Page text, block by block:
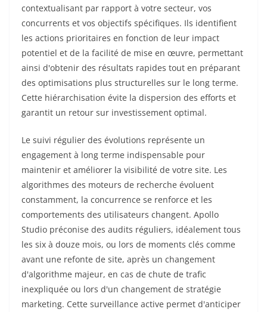
contextualisant par rapport à votre secteur, vos
concurrents et vos objectifs spécifiques. Ils identifient
les actions prioritaires en fonction de leur impact
potentiel et de la facilité de mise en œuvre, permettant
ainsi d'obtenir des résultats rapides tout en préparant
des optimisations plus structurelles sur le long terme.
Cette hiérarchisation évite la dispersion des efforts et
garantit un retour sur investissement optimal.
Le suivi régulier des évolutions représente un
engagement à long terme indispensable pour
maintenir et améliorer la visibilité de votre site. Les
algorithmes des moteurs de recherche évoluent
constamment, la concurrence se renforce et les
comportements des utilisateurs changent. Apollo
Studio préconise des audits réguliers, idéalement tous
les six à douze mois, ou lors de moments clés comme
avant une refonte de site, après un changement
d'algorithme majeur, en cas de chute de trafic
inexpliquée ou lors d'un changement de stratégie
marketing. Cette surveillance active permet d'anticiper